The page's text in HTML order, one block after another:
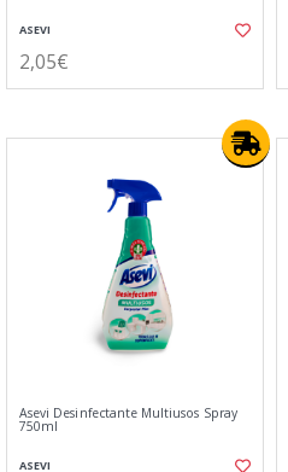
ASEVI
2,05€
Asevi Desinfectante Multiusos Spray
750ml
ASEVI